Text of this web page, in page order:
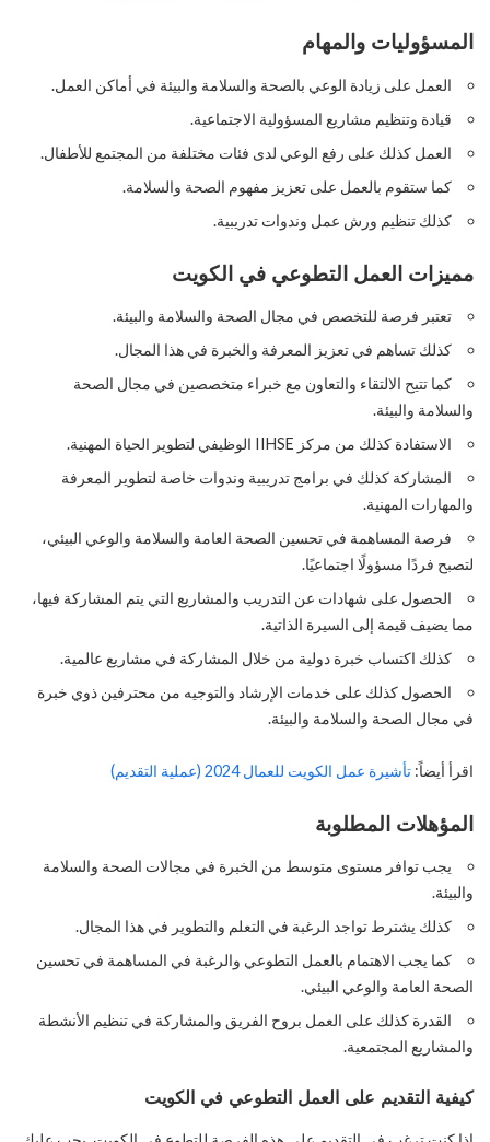
المسؤوليات والمهام
العمل على زيادة الوعي بالصحة والسلامة والبيئة في أماكن العمل.
قيادة وتنظيم مشاريع المسؤولية الاجتماعية.
العمل كذلك على رفع الوعي لدى فئات مختلفة من المجتمع للأطفال.
كما ستقوم بالعمل على تعزيز مفهوم الصحة والسلامة.
كذلك تنظيم ورش عمل وندوات تدريبية.
مميزات العمل التطوعي في الكويت
تعتبر فرصة للتخصص في مجال الصحة والسلامة والبيئة.
كذلك تساهم في تعزيز المعرفة والخبرة في هذا المجال.
كما تتيح الالتقاء والتعاون مع خبراء متخصصين في مجال الصحة
والسلامة والبيئة.
الاستفادة كذلك من مركز IIHSE الوظيفي لتطوير الحياة المهنية.
المشاركة كذلك في برامج تدريبية وندوات خاصة لتطوير المعرفة
والمهارات المهنية.
فرصة المساهمة في تحسين الصحة العامة والسلامة والوعي البيئي،
لتصبح فردًا مسؤولًا اجتماعيًا.
الحصول على شهادات عن التدريب والمشاريع التي يتم المشاركة فيها،
مما يضيف قيمة إلى السيرة الذاتية.
كذلك اكتساب خبرة دولية من خلال المشاركة في مشاريع عالمية.
الحصول كذلك على خدمات الإرشاد والتوجيه من محترفين ذوي خبرة
في مجال الصحة والسلامة والبيئة.
اقرأ أيضاً: تأشيرة عمل الكويت للعمال 2024 (عملية التقديم)
المؤهلات المطلوبة
يجب توافر مستوى متوسط من الخبرة في مجالات الصحة والسلامة
والبيئة.
كذلك يشترط تواجد الرغبة في التعلم والتطوير في هذا المجال.
كما يجب الاهتمام بالعمل التطوعي والرغبة في المساهمة في تحسين
الصحة العامة والوعي البيئي.
القدرة كذلك على العمل بروح الفريق والمشاركة في تنظيم الأنشطة
والمشاريع المجتمعية.
كيفية التقديم على العمل التطوعي في الكويت